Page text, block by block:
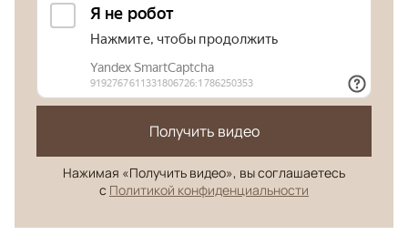
Получить видео
Нажимая «Получить видео», вы соглашаетесь
с Политикой конфиденциальности